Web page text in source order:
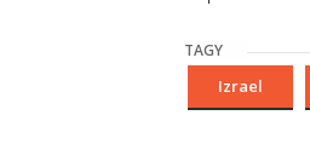
TAGY
Izrael